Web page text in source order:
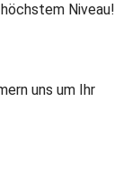
Niveau!
uns um Ihr